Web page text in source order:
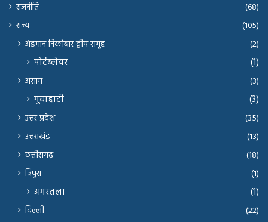
राजनीति
(68)
राज्य
(105)
अंडमान निकोबार द्वीप समूह (2)
पोर्टब्लेयर (1)
असाम (3)
गुवाहाटी (3)
उत्तर प्रदेश
(35)
उत्तराखंड
(13)
छत्तीसगढ़
(18)
त्रिपुरा
(1)
अगरतला (1)
दिल्ली
(22)